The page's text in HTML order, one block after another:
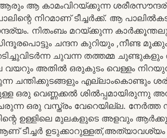
ആരും ആ കാമംവിറയ്ക്കുന്ന
നിറമാണ് ടീച്ചർക്ക്‌. ആ
നിതംബം മറയ്ക്കുന്ന
ചന്ദന കുറിയും ,നീണ്ട
ചുവന്ന തത്തമ്മ ചുണ്ടുകളും
അതിൽ ഒരുകുടം വെള്ളം
ചന്തിക്കുടങ്ങളും എല്ലാംകൊണ്ടും
ഒരു വെണ്ണക്കൽ ശിൽപ്പമായിരുന്നു
ഒരു വസ്ത്രം വേറെയില്ല. നേർത്ത
ഉള്ളിലെ മുലകളുടെ അളവും
ടീച്ചർ ഉടുക്കാറുള്ളത്,അത്യാവശ്യം